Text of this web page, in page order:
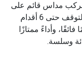
مداس قائم على
السيليكا، مما يساعد Proxes ST III على التوقف حتى 6 أقدام
وأداءً ممتازًا
وسلسة.